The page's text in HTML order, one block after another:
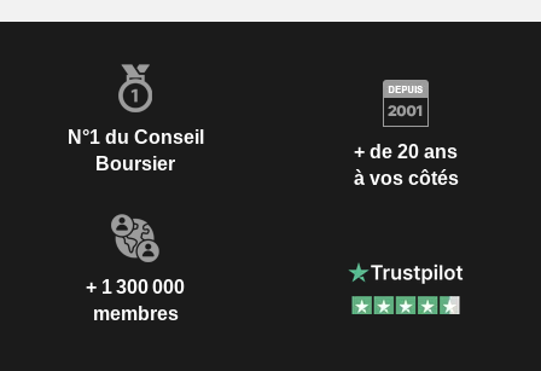
N°1 du Conseil
Boursier
+ de 20 ans
à vos côtés
+ 1 300 000
membres